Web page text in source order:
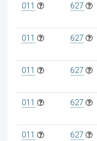
011 627
011 627
011 627
011 627
011 627